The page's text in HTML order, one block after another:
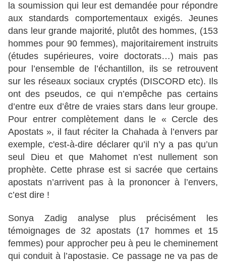
la soumission qui leur est demandée pour répondre
aux standards comportementaux exigés. Jeunes
dans leur grande majorité, plutôt des hommes, (153
hommes pour 90 femmes), majoritairement instruits
(études supérieures, voire doctorats…) mais pas
pour l’ensemble de l’échantillon, ils se retrouvent
sur les réseaux sociaux cryptés (DISCORD etc). Ils
ont des pseudos, ce qui n’empêche pas certains
d’entre eux d’être de vraies stars dans leur groupe.
Pour entrer complètement dans le « Cercle des
Apostats », il faut réciter la Chahada à l’envers par
exemple, c'est-à-dire déclarer qu’il n’y a pas qu’un
seul Dieu et que Mahomet n’est nullement son
prophète. Cette phrase est si sacrée que certains
apostats n’arrivent pas à la prononcer à l’envers,
c’est dire !
Sonya Zadig analyse plus précisément les
témoignages de 32 apostats (17 hommes et 15
femmes) pour approcher peu à peu le cheminement
qui conduit à l’apostasie. Ce passage ne va pas de